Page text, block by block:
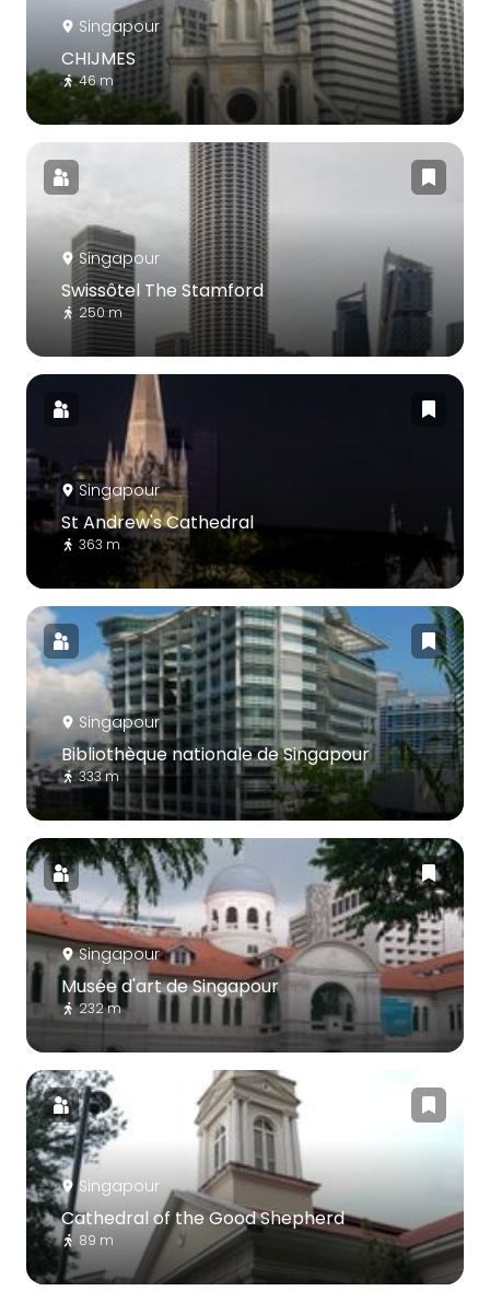
Singapour
CHIJMES
46 m
Singapour
Swissôtel The Stamford
250 m
Singapour
St Andrew's Cathedral
363 m
Singapour
Bibliothèque nationale de Singapour
333 m
Singapour
Musée d'art de Singapour
232 m
Singapour
Cathedral of the Good Shepherd
89 m